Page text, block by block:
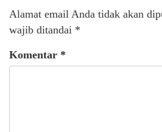
Alamat email Anda tidak akan
wajib ditandai *
Komentar *